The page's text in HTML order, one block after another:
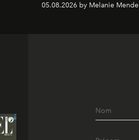
05.08.2026 by Melanie